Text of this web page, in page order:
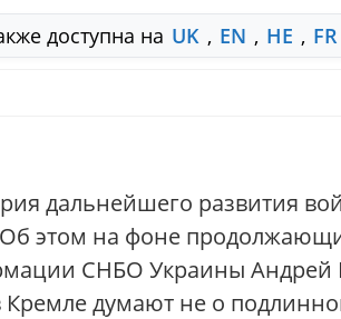
доступна на UK , EN , HE , FR
дальнейшего развития
этом на фоне
СНБО Украины Андрей
Кремле думают не о